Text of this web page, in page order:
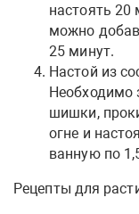
настоять 20
можно
25 минут.
Настой из
Необходимо
шишки,
огне и
ванную по
Рецепты для